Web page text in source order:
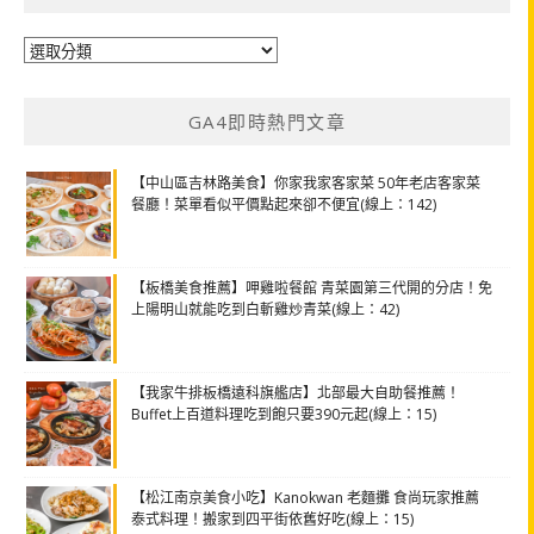
分
GA4即時熱門文章
【中山區吉林路美食】你家我家客家菜 50年老店客家菜
餐廳！菜單看似平價點起來卻不便宜(線上：142)
【板橋美食推薦】呷雞啦餐館 青菜園第三代開的分店！免
上陽明山就能吃到白斬雞炒青菜(線上：42)
【我家牛排板橋遠科旗艦店】北部最大自助餐推薦！
Buffet上百道料理吃到飽只要390元起(線上：15)
【松江南京美食小吃】Kanokwan 老麵攤 食尚玩家推薦
泰式料理！搬家到四平街依舊好吃(線上：15)